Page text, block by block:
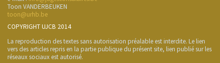
Toon VANDERBEUKEN
toon@urhb.be
COPYRIGHT UJCB 2014
La reproduction des textes sans autorisation préalable est interdite. Le lien
vers des articles repris en la partie publique du présent site, lien publié sur les
réseaux sociaux est autorisé.